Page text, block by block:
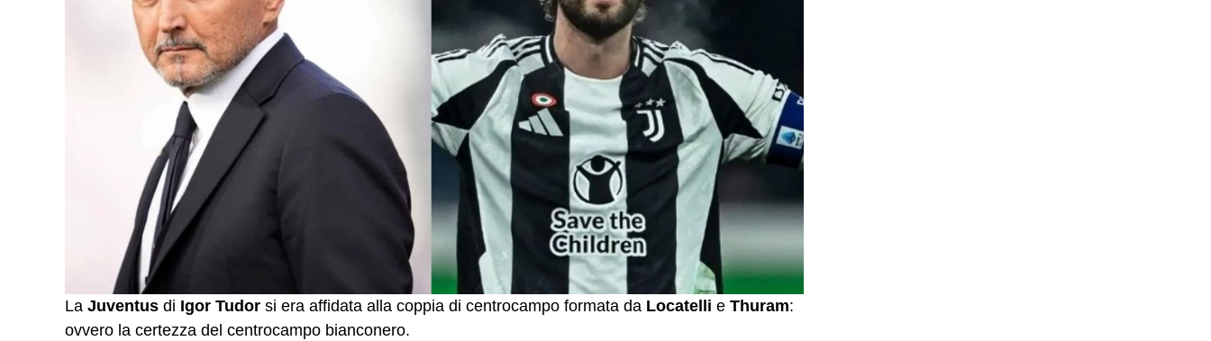
La Juventus di Igor Tudor si era affidata alla coppia di centrocampo formata da Locatelli e Thuram:
ovvero la certezza del centrocampo bianconero.